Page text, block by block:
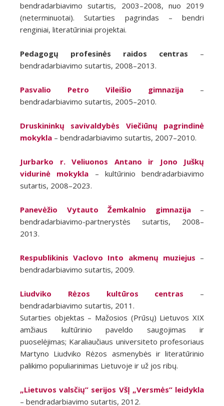
bendradarbiavimo sutartis, 2003–2008, nuo 2019
(neterminuotai). Sutarties pagrindas – bendri
renginiai, literatūriniai projektai.
Pedagogų profesinės raidos centras –
bendradarbiavimo sutartis, 2008–2013.
Pasvalio Petro Vileišio gimnazija
–
bendradarbiavimo sutartis, 2005–2010.
Druskininkų savivaldybės Viečiūnų pagrindinė
mokykla – bendradarbiavimo sutartis, 2007–2010.
Jurbarko r. Veliuonos Antano ir Jono Juškų
vidurinė mokykla – kultūrinio bendradarbiavimo
sutartis, 2008–2023.
Panevėžio Vytauto Žemkalnio gimnazija–
bendradarbiavimo-partnerystės sutartis, 2008–
2013.
Respublikinis Vaclovo Into akmenų muziejus –
bendradarbiavimo sutartis, 2009.
Liudviko Rėzos kultūros centras –
bendradarbiavimo sutartis, 2011.
Sutarties objektas – Mažosios (Prūsų) Lietuvos XIX
amžiaus kultūrinio paveldo saugojimas ir
puoselėjimas; Karaliaučiaus universiteto profesoriaus
Martyno Liudviko Rėzos asmenybės ir literatūrinio
palikimo populiarinimas Lietuvoje ir už jos ribų.
„Lietuvos valsčių” serijos VšĮ „Versmės” leidykla
– bendradarbiavimo sutartis, 2012.